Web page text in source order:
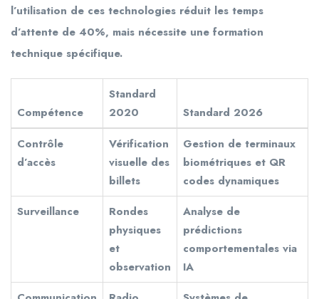
l’utilisation de ces technologies réduit les temps
d’attente de 40%, mais nécessite une formation
technique spécifique.
Compétence
Standard
2020
Standard 2026
Contrôle
d’accès
Vérification
visuelle des
billets
Gestion de terminaux
biométriques et QR
codes dynamiques
Surveillance
Rondes
physiques
et
observation
Analyse de
prédictions
comportementales via
IA